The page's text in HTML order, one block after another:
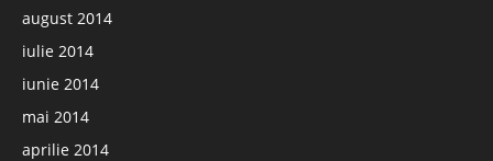
august 2014
iulie 2014
iunie 2014
mai 2014
aprilie 2014